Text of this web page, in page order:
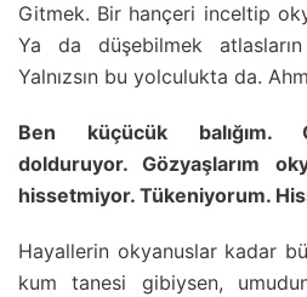
Gitmek. Bir hançeri inceltip
Ya da düşebilmek
Yalnızsın bu yolculukta da.
Ben küçücük balığım.
dolduruyor. Gözyaşlarım
hissetmiyor. Tükeniyorum.
Hayallerin okyanuslar kadar
kum tanesi gibiysen,